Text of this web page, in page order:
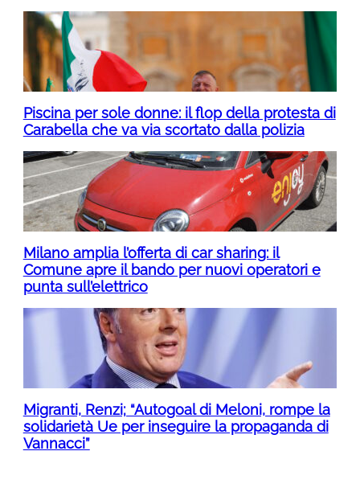
Piscina per sole donne: il flop della protesta di
Carabella che va via scortato dalla polizia
Milano amplia l’offerta di car sharing: il
Comune apre il bando per nuovi operatori e
punta sull’elettrico
Migranti, Renzi; “Autogoal di Meloni, rompe la
solidarietà Ue per inseguire la propaganda di
Vannacci”